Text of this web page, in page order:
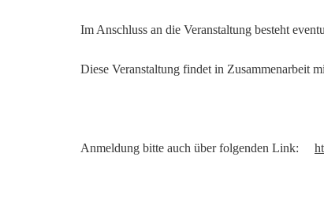
Im Anschluss an die Veranstaltung besteht
Diese Veranstaltung findet in Zusammenarbeit
Anmeldung bitte auch über folgenden Link: